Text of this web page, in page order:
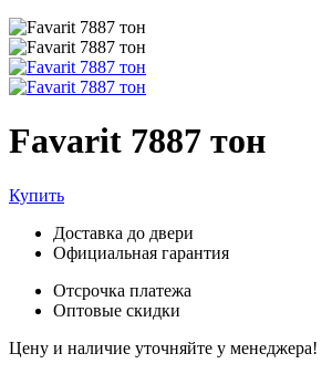
Favarit 7887 тон
Купить
Доставка до двери
Официальная гарантия
Отсрочка платежа
Оптовые скидки
Цену и наличие уточняйте у менеджера!